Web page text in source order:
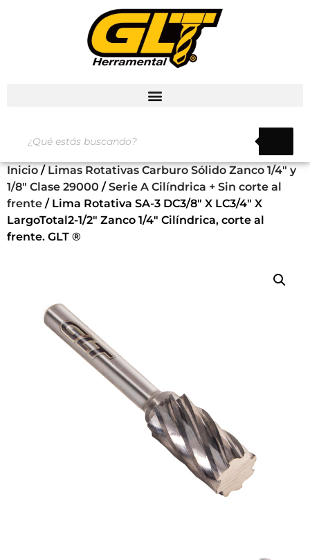
Inicio / Limas Rotativas Carburo Sólido Zanco 1/4" y
1/8" Clase 29000 / Serie A Cilíndrica + Sin corte al
frente / Lima Rotativa SA-3 DC3/8″ X LC3/4″ X
LargoTotal2-1/2″ Zanco 1/4″ Cilíndrica, corte al
frente. GLT ®